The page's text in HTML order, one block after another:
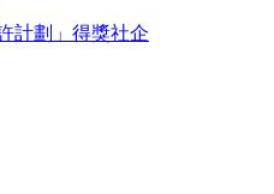
計劃」得獎社企